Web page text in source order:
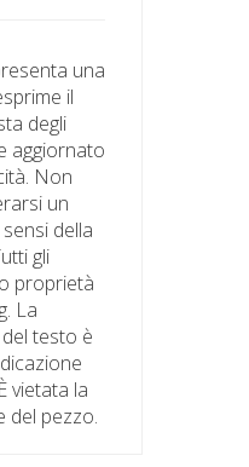
una
il
degli
aggiornato
Non
un
della
gli
proprietà
La
testo è
vietata la
del pezzo.